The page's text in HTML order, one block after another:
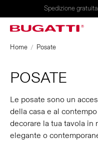
Spedizione
Home Posate
POSATE
Le posate sono un
della casa e al
decorare la tua tavola in
elegante o